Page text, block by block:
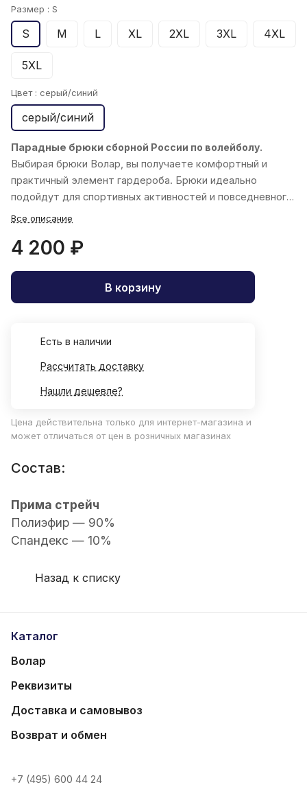
Размер : S
S M L XL 2XL 3XL 4XL
5XL
Цвет : серый/синий
серый/синий
Парадные брюки сборной России по волейболу.
Выбирая брюки Волар, вы получаете комфортный и
практичный элемент гардероба. Брюки идеально
подойдут для спортивных активностей и повседневного
использования.
Все описание
4 200 ₽
В корзину
Есть в наличии
Рассчитать доставку
Нашли дешевле?
Цена действительна только для интернет-магазина и
может отличаться от цен в розничных магазинах
Состав:
Прима стрейч
Полиэфир — 90%
Спандекс — 10%
Назад к списку
Каталог
Волар
Реквизиты
Доставка и самовывоз
Возврат и обмен
+7 (495) 600 44 24